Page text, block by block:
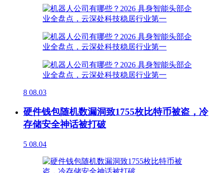
8 08.03
硬件钱包随机数漏洞致1755枚比特币被盗，冷
存储安全神话被打破
5 08.04